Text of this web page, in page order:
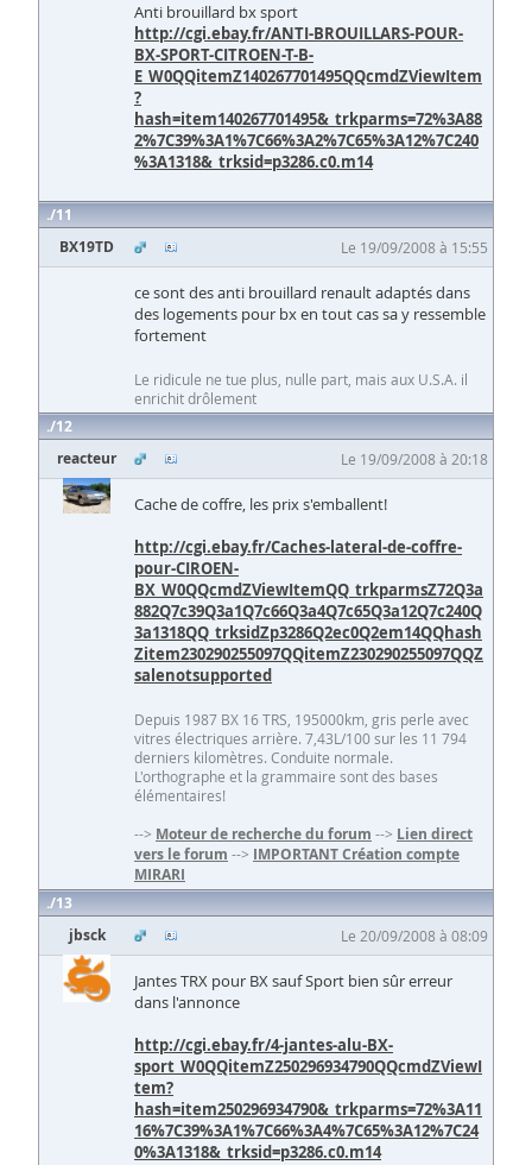
Anti brouillard bx sport
http://cgi.ebay.fr/ANTI-BROUILLARS-POUR-
BX-SPORT-CITROEN-T-B-
E_W0QQitemZ140267701495QQcmdZViewItem
?
hash=item140267701495&_trkparms=72%3A88
2%7C39%3A1%7C66%3A2%7C65%3A12%7C240
%3A1318&_trksid=p3286.c0.m14
11
BX19TD
Le 19/09/2008 à 15:55
ce sont des anti brouillard renault adaptés dans
des logements pour bx en tout cas sa y ressemble
fortement
Le ridicule ne tue plus, nulle part, mais aux U.S.A. il
enrichit drôlement
12
reacteur
Le 19/09/2008 à 20:18
Cache de coffre, les prix s'emballent!
http://cgi.ebay.fr/Caches-lateral-de-coffre-
pour-CIROEN-
BX_W0QQcmdZViewItemQQ_trkparmsZ72Q3a
882Q7c39Q3a1Q7c66Q3a4Q7c65Q3a12Q7c240Q
3a1318QQ_trksidZp3286Q2ec0Q2em14QQhash
Zitem230290255097QQitemZ230290255097QQZ
salenotsupported
Depuis 1987 BX 16 TRS, 195000km, gris perle avec
vitres électriques arrière. 7,43L/100 sur les 11 794
derniers kilomètres. Conduite normale.
L'orthographe et la grammaire sont des bases
élémentaires!
--> Moteur de recherche du forum --> Lien direct
vers le forum --> IMPORTANT Création compte
MIRARI
13
jbsck
Le 20/09/2008 à 08:09
Jantes TRX pour BX sauf Sport bien sûr erreur
dans l'annonce
http://cgi.ebay.fr/4-jantes-alu-BX-
sport_W0QQitemZ250296934790QQcmdZViewI
tem?
hash=item250296934790&_trkparms=72%3A11
16%7C39%3A1%7C66%3A4%7C65%3A12%7C24
0%3A1318&_trksid=p3286.c0.m14